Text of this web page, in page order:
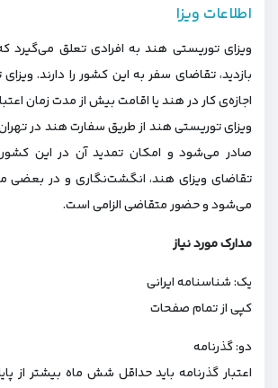
اطلاعات ویزا
ویزای توریستی هند به افرادی تعلق
بازدید، تقاضای سفر به این کشور را دارند.
اجازه‌ی کار در هند یا اقامت بیش از مدت زمان
ویزای توریستی هند از طریق سفارت هند در
صادر می‌شود و امکان تمدید آن در این
تقاضای ویزای هند، انگشت‌نگاری و در بعضی
می‌شود و حضور متقاضی الزامی است.
مدارک مورد نیاز
یک: شناسنامه ایرانی
کپی از تمام صفحات
دو: گذرنامه
اعتبار گذرنامه باید حداقل شش ماه بیشتر از